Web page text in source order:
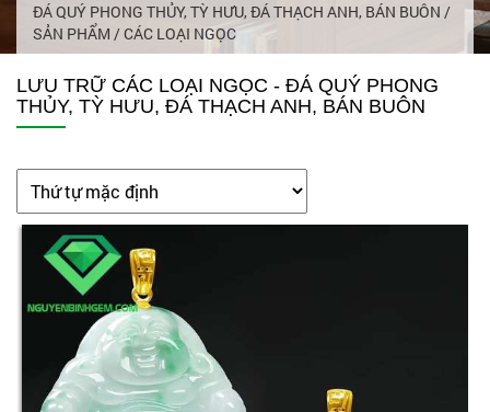
ĐÁ QUÝ PHONG THỦY, TỲ HƯU, ĐÁ THẠCH ANH, BÁN BUÔN /
SẢN PHẨM /CÁC LOẠI NGỌC
LƯU TRỮ CÁC LOẠI NGỌC - ĐÁ QUÝ PHONG
THỦY, TỲ HƯU, ĐÁ THẠCH ANH, BÁN BUÔN